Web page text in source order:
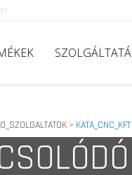
> KATA_CNC_KFT